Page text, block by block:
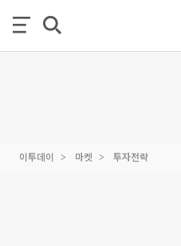
이투데이 마켓 투자전략